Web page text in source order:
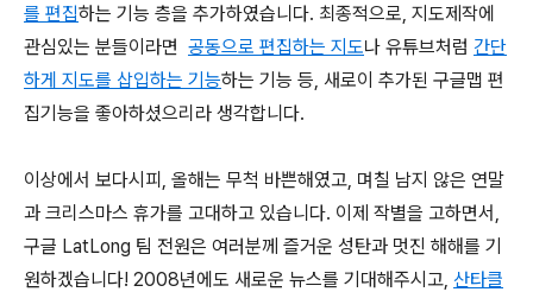
를 편집하는 기능 층을 추가하였습니다. 최종적으로, 지도제작에
관심있는 분들이라면 공동으로 편집하는 지도나 유튜브처럼 간단
하게 지도를 삽입하는 기능하는 기능 등, 새로이 추가된 구글맵 편
집기능을 좋아하셨으리라 생각합니다.
이상에서 보다시피, 올해는 무척 바쁜해였고, 며칠 남지 않은 연말
과 크리스마스 휴가를 고대하고 있습니다. 이제 작별을 고하면서,
구글 LatLong 팀 전원은 여러분께 즐거운 성탄과 멋진 해해를 기
원하겠습니다! 2008년에도 새로운 뉴스를 기대해주시고, 산타클